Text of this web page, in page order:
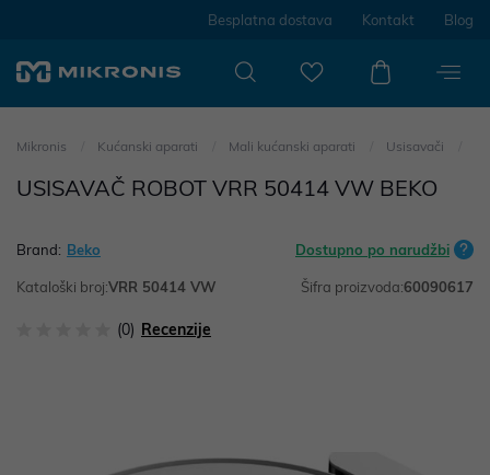
Besplatna dostava Kontakt Blog
Mikronis Kućanski aparati Mali kućanski aparati Usisavači
USISAVAČ ROBOT VRR 50414 VW BEKO
Brand: Beko Dostupno po narudžbi
Kataloški broj:VRR 50414 VW Šifra proizvoda:60090617
(0) Recenzije